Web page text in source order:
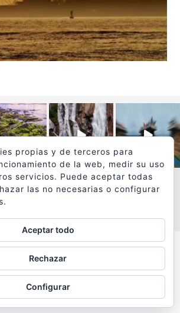
los textos y fotografías de
son propiedad de su autor
protegidos por © Copyright
propias y de terceros para
de la web, medir su uso
servicios. Puede aceptar todas
las no necesarias o configurar
Aceptar todo
Rechazar
Configurar